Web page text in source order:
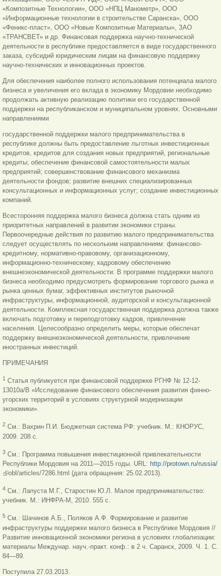
«Композитные Технологии», ООО «НПЦ Манометр», ООО
«Информационные технологии в строительстве Саранска», ООО
«Феникс-пласт», ООО «Новые Композитные Материалы», ЗАО
«ТРАНСВЕТ» и др. Финансовая поддержка научно-технической
деятельности в республике предоставляется в виде государственного
заказа, субсидий юридическим лицам на финансовую поддержку
научно-технических и инновационных проектов.
Для обеспечения наиболее полного использования потенциала малого
бизнеса и увеличения его вклада в экономику Мордовии необходимо
продолжать активную реализацию политики его государственной
поддержки на республиканском и муниципальном уровнях. Основными
направлениями
государственной поддержки малого предпринимательства в
республике должны быть предоставление льготных инвестиционных
кредитов, кредитов для создания новых предприятий, региональные
кредиты; обеспечение финансовой самостоятельности малых
предприятий; совершенствование финансового механизма
деятельности фондов; развитие внешних специализированных
консультационных и информационных услуг; создание инвестиционных
компаний.
Всесторонняя поддержка малого бизнеса должна стать одним из
приоритетных направлений в развитии экономики страны.
Первоочередные действия по развитию малого предпринимательства
следует осуществлять по нескольким направлениям: финансово-
кредитному, нормативно-правовому, организационному,
информационно-техническому, кадровому обеспечению
внешнеэкономической деятельности. В программе поддержки малого
бизнеса необходимо предусмотреть формирование торгового рынка и
рынка ценных бумаг, эффективных институтов рыночной
инфраструктуры, информационной, аудиторской и консультационной
деятельности. Комплексная государственная поддержка должна также
включать подготовку и переподготовку кадров, привлечение
населения. Целесообразно определить меры, которые обеспечат
поддержку внешнеэкономической деятельности, привлечение
иностранных инвестиций.
ПРИМЕЧАНИЯ
1 Статья публикуется при финансовой поддержке РГНФ № 12-12-
13010а/В «Исследование финансового обеспечения развития финно-
угорских территорий в условиях структурной модернизации
экономики».
2 См.: Вахрин П.И. Бюджетная система РФ: учебник. М.: КНОРУС,
2009. 208 с.
3 См.: Программа повышения инвестиционной привлекательности
Республики Мордовия на 2011—2015 годы. URL: http://protown.ru/russia/
(внешняя ссылка)
obl/articles/7286.html (дата обращения: 25.02.2013).
4 См.: Лапуста М.Г., Старостин Ю.Л. Малое предпринимательство:
учебник. М.: ИНФРА-М, 2010. 555 с.
5 См.: Шачинов А.Б., Поляков А.Ф. Формирование и развитие
инфраструктуры поддержки малого бизнеса в Республике Мордовия //
Развитие инновационной экономики региона в условиях глобализации:
материалы Междунар. науч.-практ. конф.: в 2 ч. Саранск, 2009. Ч. 1. С.
84—89.
Поступила 27.03.2013.